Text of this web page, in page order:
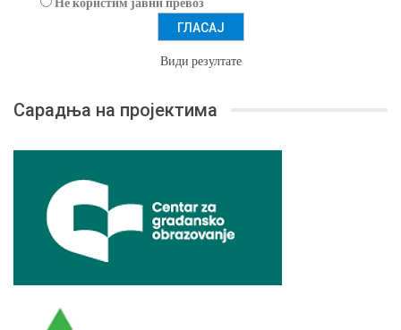
Види резултате
Сарадња на пројектима